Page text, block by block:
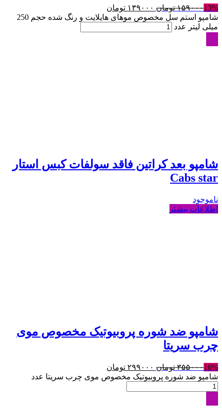
13%۱۵۹۰۰۰ تومان ۱۳۹۰۰۰ تومان
شامپو استم سل مخصوص موهای هایلایت و رنگ شده حجم 250
میلی لیتر عدد
شامپو بعد کراتین فاقد سولفات کبس استار
Cabs star
ناموجود
اطلاعات بیشتر
شامپو ضد شوره پروبیوتیک مخصوص موی
چرب سریتا
16%۳۵۵۰۰۰ تومان ۲۹۹۰۰۰ تومان
شامپو ضد شوره پروبیوتیک مخصوص موی چرب سریتا عدد